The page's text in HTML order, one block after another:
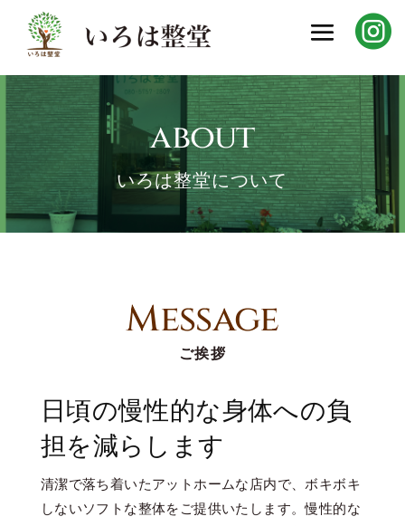

about
いろは整堂について
Message
ご挨拶
日頃の慢性的な身体への負
担を減らします
清潔で落ち着いたアットホームな店内で、ボキボキ
しないソフトな整体をご提供いたします。慢性的な